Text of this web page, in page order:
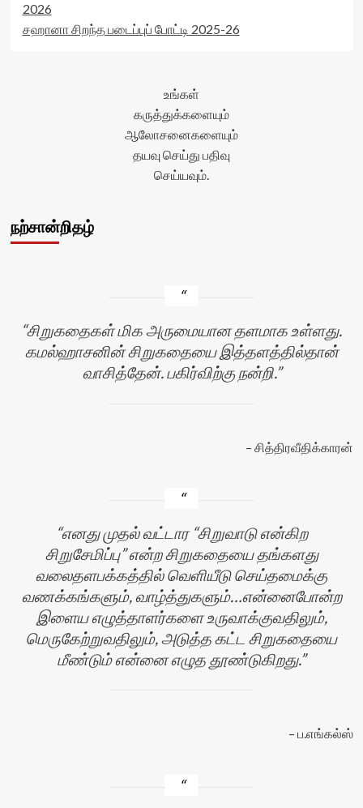
2026
சஹானா சிறந்த படைப்புப் போட்டி 2025-26
உங்கள்
கருத்துக்களையும்
ஆலோசனைகளையும்
தயவு செய்து பதிவு
செய்யவும்.
நற்சான்றிதழ்
சிறுகதைகள் மிக அருமையான தளமாக உள்ளது.
கமல்ஹாசனின் சிறுகதையை இத்தளத்தில்தான்
வாசித்தேன். பகிர்விற்கு நன்றி.
சித்திரவீதிக்காரன்
எனது முதல் வட்டார “சிறுவாடு என்கிற
சிறுசேமிப்பு” என்ற சிறுகதையை தங்களது
வலைதளபக்கத்தில் வெளியீடு செய்தமைக்கு
வணக்கங்களும், வாழ்த்துகளும்…என்னைபோன்ற
இளைய எழுத்தாளர்களை உருவாக்குவதிலும்,
மெருகேற்றுவதிலும், அடுத்த கட்ட சிறுகதையை
மீண்டும் என்னை எழுத தூண்டுகிறது.
ப.எங்கல்ஸ்